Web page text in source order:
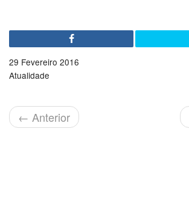
29 Fevereiro 2016
Atualidade
← Anterior